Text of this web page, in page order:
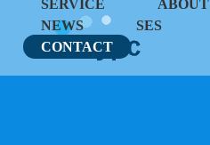
SERVICE ABOUT
NEWS
SES
CONTACT